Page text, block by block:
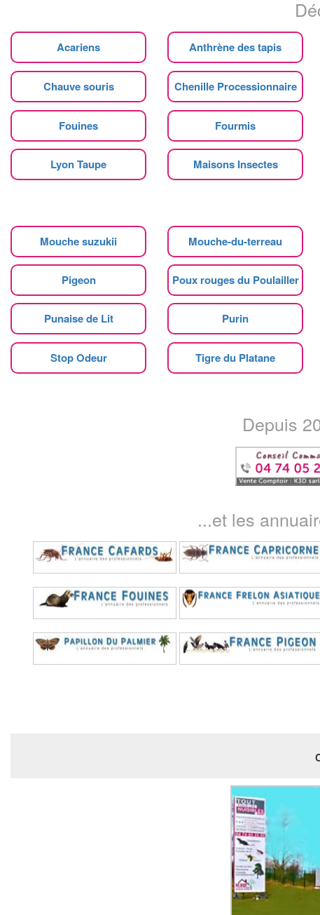
Acariens Anthrène des tapis
Chauve souris Chenille Processionnaire
Fouines Fourmis
Lyon Taupe Maisons Insectes
Mouche suzukii Mouche-du-terreau
Pigeon Poux rouges du Poulailler
Punaise de Lit Purin
Stop Odeur Tigre du Platane
Depuis
...et les